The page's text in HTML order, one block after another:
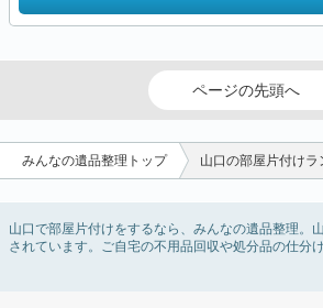
ページの先頭へ
みんなの遺品整理トップ 山口の部屋片付けラ
山口で部屋片付けをするなら、みんなの遺品整理。
されています。ご自宅の不用品回収や処分品の仕分
ができます。山口の部屋片付けの料金相場情報だけ